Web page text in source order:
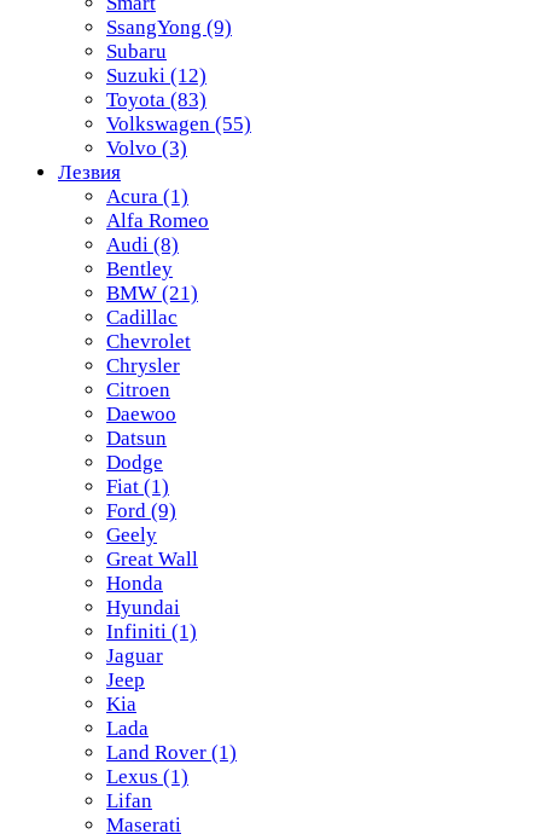
SsangYong (9)
Subaru
Suzuki (12)
Toyota (83)
Volkswagen (55)
Volvo (3)
Лезвия
Acura (1)
Alfa Romeo
Audi (8)
Bentley
BMW (21)
Cadillac
Chevrolet
Chrysler
Citroen
Daewoo
Datsun
Dodge
Fiat (1)
Ford (9)
Geely
Great Wall
Honda
Hyundai
Infiniti (1)
Jaguar
Jeep
Kia
Lada
Land Rover (1)
Lexus (1)
Lifan
Maserati